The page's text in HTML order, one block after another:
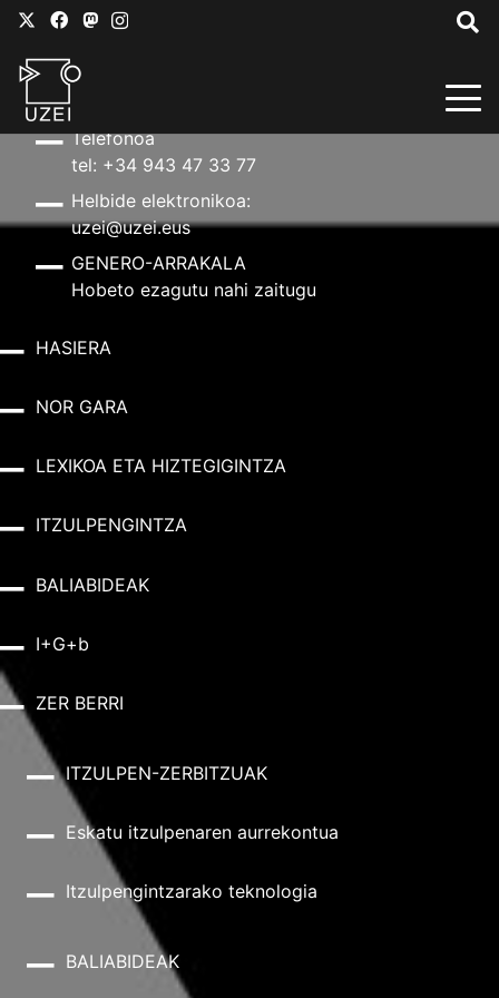
Helbidea
Telefonoa
tel: +34 943 47 33 77
Helbide elektronikoa:
uzei@uzei.eus
GENERO-ARRAKALA
Hobeto ezagutu nahi zaitugu
HASIERA
NOR GARA
LEXIKOA ETA HIZTEGIGINTZA
ITZULPENGINTZA
BALIABIDEAK
I+G+b
ZER BERRI
ITZULPEN-ZERBITZUAK
Eskatu itzulpenaren aurrekontua
Itzulpengintzarako teknologia
BALIABIDEAK